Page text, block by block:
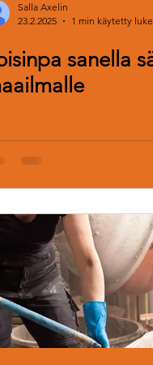
Salla Axelin
23.2.2025
1 min käytetty
sanella